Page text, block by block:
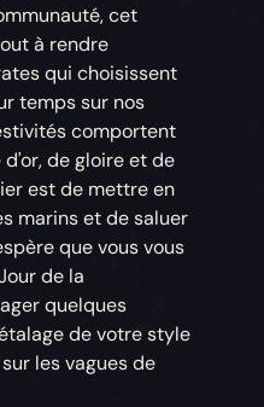
cet
à rendre
qui choisissent
temps sur nos
comportent
de gloire et de
est de mettre en
marins et de saluer
que vous vous
de la
quelques
de votre style
les vagues de